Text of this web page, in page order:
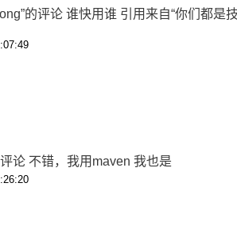
的评论 谁快用谁 引用来自“你们都
论 不错，我用maven 我也是